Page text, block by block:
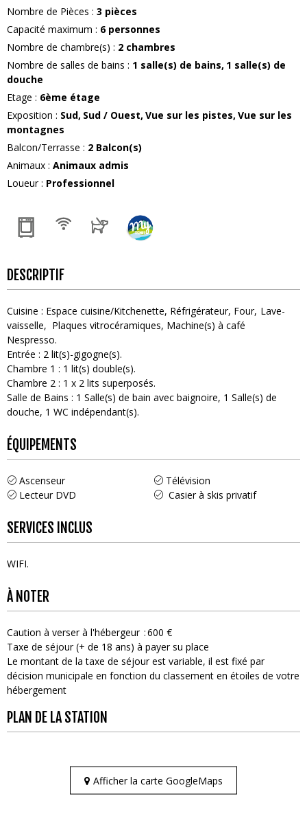
Nombre de Pièces : 3 pièces
Capacité maximum : 6 personnes
Nombre de chambre(s) : 2 chambres
Nombre de salles de bains : 1 salle(s) de bains 1 salle(s) de
douche
Etage : 6ème étage
Exposition : Sud Sud / Ouest Vue sur les pistes Vue sur les
montagnes
Balcon/Terrasse : 2 Balcon(s)
Animaux : Animaux admis
Loueur: Professionnel
DESCRIPTIF
Cuisine : Espace cuisine/Kitchenette Réfrigérateur Four Lave-
vaisselle
Plaques vitrocéramiques Machine(s) à café
Nespresso
Entrée : 2 lit(s)-gigogne(s)
Chambre 1 : 1 lit(s) double(s)
Chambre 2 : 1 x 2 lits superposés
Salle de Bains : 1 Salle(s) de bain avec baignoire 1 Salle(s) de
douche 1 WC indépendant(s)
ÉQUIPEMENTS
Ascenseur
Télévision
Lecteur DVD
Casier à skis privatif
SERVICES INCLUS
WIFI
À NOTER
Caution à verser à l'hébergeur 600 €
Taxe de séjour (+ de 18 ans) à payer su place
Le montant de la taxe de séjour est variable, il est fixé par
décision municipale en fonction du classement en étoiles de votre
hébergement
PLAN DE LA STATION
Afficher la carte GoogleMaps